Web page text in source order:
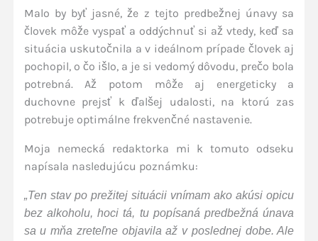
Malo by byť jasné, že z tejto predbežnej únavy sa
človek môže vyspať a oddýchnuť si až vtedy, keď sa
situácia uskutočnila a v ideálnom prípade človek aj
pochopil, o čo išlo, a je si vedomý dôvodu, prečo bola
potrebná. Až potom môže aj energeticky a
duchovne prejsť k ďalšej udalosti, na ktorú zas
potrebuje optimálne frekvenčné nastavenie.
Moja nemecká redaktorka mi k tomuto odseku
napísala nasledujúcu poznámku:
„Ten stav po prežitej situácii vnímam ako akúsi opicu
bez alkoholu, hoci tá, tu popísaná predbežná únava
sa u mňa zreteľne objavila až v poslednej dobe. Ale